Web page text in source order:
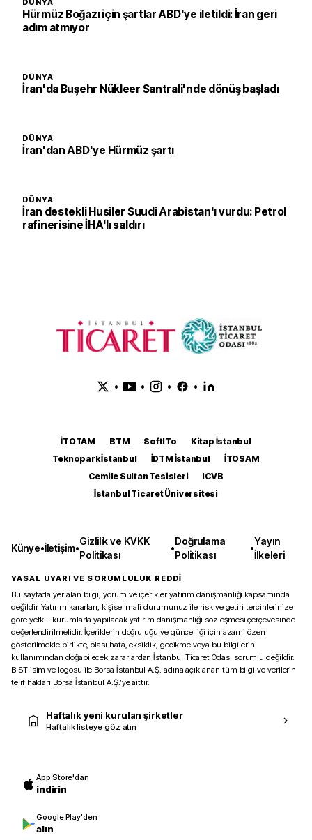
DÜNYA
Hürmüz Boğazı için şartlar ABD'ye iletildi: İran geri
adım atmıyor
DÜNYA
İran'da Buşehr Nükleer Santrali'nde dönüş başladı
DÜNYA
İran'dan ABD'ye Hürmüz şartı
DÜNYA
İran destekli Husiler Suudi Arabistan'ı vurdu: Petrol
rafinerisine İHA'lı saldırı
• • • •
İTOTAM BTM SoftITo
Kitap İstanbul
Teknopark İstanbul
İDTM İstanbul
İTOSAM
Cemile Sultan Tesisleri
ICVB
İstanbul Ticaret Üniversitesi
Künye•İletişim•
Gizlilik ve KVKK
Politikası
•
Doğrulama
Politikası
•
Yayın
İlkeleri
YASAL UYARI VE SORUMLULUK REDDİ
Bu sayfada yer alan bilgi, yorum ve içerikler yatırım danışmanlığı kapsamında
değildir. Yatırım kararları, kişisel mali durumunuz ile risk ve getiri tercihlerinize
göre yetkili kurumlarla yapılacak yatırım danışmanlığı sözleşmesi çerçevesinde
değerlendirilmelidir. İçeriklerin doğruluğu ve güncelliği için azami özen
gösterilmekle birlikte, olası hata, eksiklik, gecikme veya bu bilgilerin
kullanımından doğabilecek zararlardan İstanbul Ticaret Odası sorumlu değildir.
BIST isim ve logosu ile Borsa İstanbul A.Ş. adına açıklanan tüm bilgi ve verilerin
telif hakları Borsa İstanbul A.Ş.’ye aittir.
Haftalık yeni kurulan şirketler
Haftalık listeye göz atın
App Store'dan
indirin
Google Play'den
alın